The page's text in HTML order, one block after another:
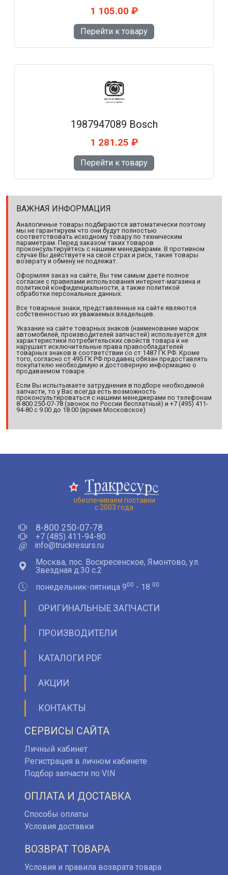
1 105.00 ₽
Перейти к товару
1987947089 Bosch
1 281.25 ₽
Перейти к товару
ВАЖНАЯ ИНФОРМАЦИЯ
Аналогичные товары подбираются автоматически поэтому
мы не гарантируем что они будут полностью
соответствовать исходному товару по техническим
параметрам. Перед заказом таких товаров
проконсультируйтесь с нашими менеджерами. В противном
случае Вы действуете на свой страх и риск, такие товары
возврату и обмену не подлежат.
Оформляя заказ на сайте, Вы тем самым даете полное
согласие с правилами использования интернет-магазина и
политикой конфиденциальности, а также политикой
обработки персональных данных.
Все товарные знаки, представленные на сайте являются
собственностью их уважаемых владельцев.
Указание на сайте товарных знаков (наименование марок
автомобилей, производителей запчастей) используется для
характеристики потребительских свойств товара и не
нарушает исключительные права правообладателей
товарных знаков в соответствии со ст 1487 ГК РФ. Кроме
того, согласно ст 495 ГК РФ продавец обязан предоставлять
покупателю необходимую и достоверную информацию о
продаваемом товаре.
Если Вы испытываете затруднения в подборе необходимой
запчасти, то у Вас всегда есть возможность
проконсультироваться с нашими менеджерами по телефонам
8-800 250-07-78 (звонок по России бесплатный) и +7 (495) 411-
94-80 с 9.00 до 18.00 (время Московское)
обеспечиваем поставки
с 2003 года
8-800 250-07-78
+7 (485) 411-94-80
@
info@truckresurs.ru
Москва, пос. Воскресенское, Ямонтово, ул.
Звездная д.30 с.2
понедельник-пятница 900 - 18 00
ОРИГИНАЛЬНЫЕ ЗАПЧАСТИ
ПРОИЗВОДИТЕЛИ
КАТАЛОГИ PDF
АКЦИИ
КОНТАКТЫ
СЕРВИСЫ САЙТА
Личный кабинет
Регистрация в личном кабинете
Подбор запчасти по VIN
ОПЛАТА И ДОСТАВКА
Способы оплаты
Условия доставки
ВОЗВРАТ ТОВАРА
Условия и правила возврата товара